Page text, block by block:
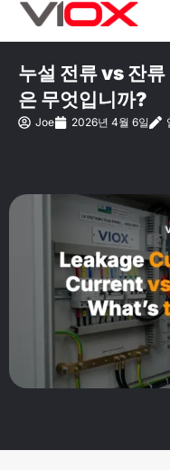
누설 전류 vs 잔
은 무엇입니까?
Joe 2026년 4월 6일